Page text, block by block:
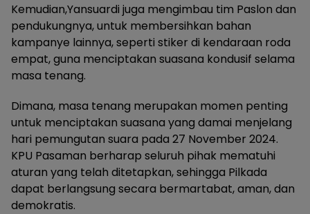
Kemudian,Yansuardi juga mengimbau tim Paslon dan
pendukungnya, untuk membersihkan bahan
kampanye lainnya, seperti stiker di kendaraan roda
empat, guna menciptakan suasana kondusif selama
masa tenang.
Dimana, masa tenang merupakan momen penting
untuk menciptakan suasana yang damai menjelang
hari pemungutan suara pada 27 November 2024.
KPU Pasaman berharap seluruh pihak mematuhi
aturan yang telah ditetapkan, sehingga Pilkada
dapat berlangsung secara bermartabat, aman, dan
demokratis.